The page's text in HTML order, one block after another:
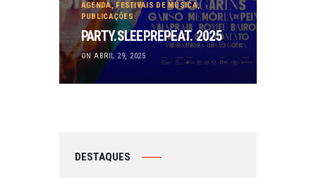
AGENDA, FESTIVAIS DE MÚSICA,
PUBLICAÇÕES
PARTY.SLEEP.REPEAT. 2025
ON ABRIL 29, 2025
DESTAQUES